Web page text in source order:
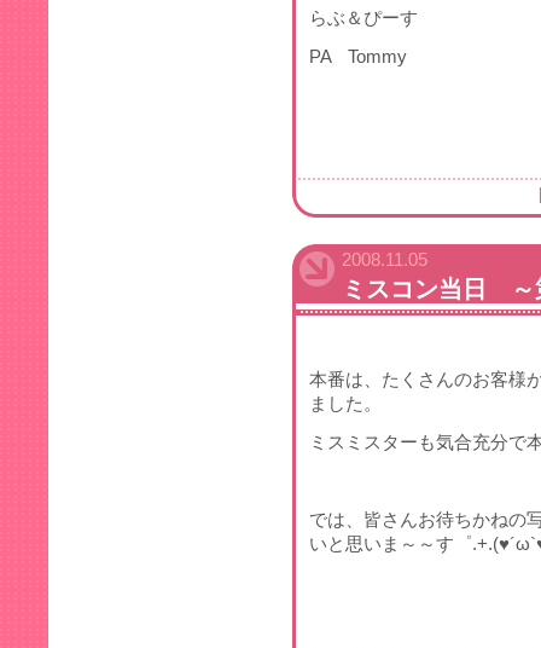
らぶ＆ぴーす
PA Tommy
2008.11.05
ミスコン当日 ～
本番は、たくさんのお客様
ました。
ミスミスターも気合充分で
では、皆さんお待ちかねの
いと思いま～～す゜